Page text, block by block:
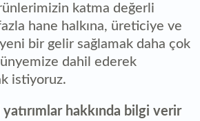
katma değerli
hane halkına, üreticiye ve
bir gelir sağlamak daha çok
dahil ederek
istiyoruz.
yatırımlar hakkında bilgi verir